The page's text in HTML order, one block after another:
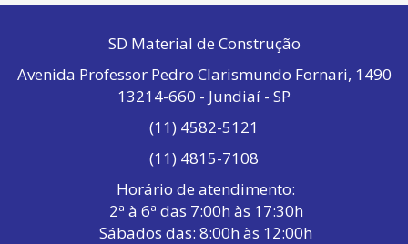
SD Material de Construção
Avenida Professor Pedro Clarismundo Fornari, 1490
13214-660 - Jundiaí - SP
(11) 4582-5121
(11) 4815-7108
Horário de atendimento:
2ª à 6ª das 7:00h às 17:30h
Sábados das: 8:00h às 12:00h